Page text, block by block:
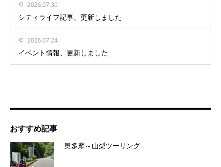
2026.07.30
シティライフ記事、更新しました
2026.07.24
イベント情報、更新しました
おすすめ記事
奥多摩～山梨ツーリング